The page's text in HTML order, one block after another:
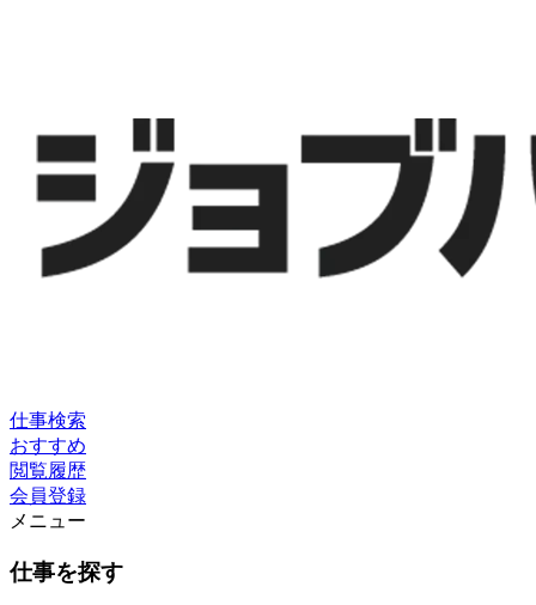
仕事検索
おすすめ
閲覧履歴
会員登録
メニュー
仕事を探す